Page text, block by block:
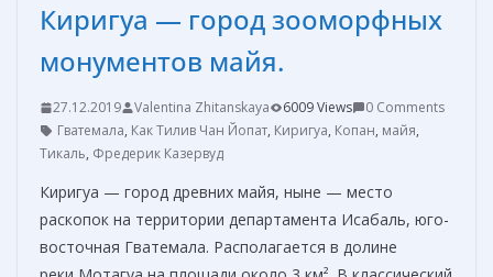
Киригуа — город зооморфных
монументов майя.
27.12.2019 Valentina Zhitanskaya 6009 Views
0 Comments
Гватемала, Как Тилив Чан Йопат, Киригуа, Копан, майя,
Тикаль, Фредерик Казервуд
Киригуа — город древних майя, ныне — место
раскопок на территории департамента Исабаль, юго-
восточная Гватемала. Располагается в долине